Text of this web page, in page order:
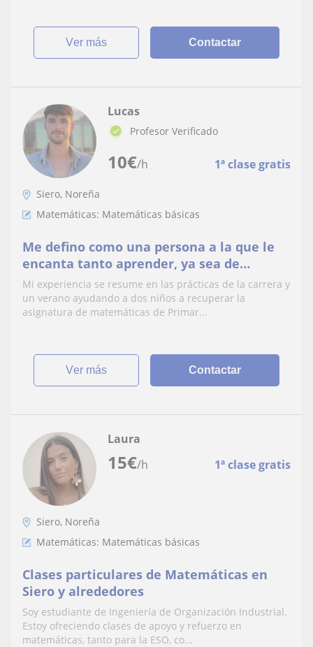
ver más Contactar
10€/h 1ª clase gratis
Lucas
Profesor Verificado
Siero, Noreña
Matemáticas: Matemáticas básicas
Me defino como una persona a la que le
encanta tanto aprender, ya sea de
Historia, Lengua, Filosofía, Economía...
como enseñar lo aprendido, además de
gustarme mucho el deporte (soy graduado
Mi experiencia se resume en las prácticas de la carrera y
un verano ayudando a dos niños a recuperar la
asignatura de matemáticas de Primar...
ver más Contactar
15€/h 1ª clase gratis
Laura
Siero, Noreña
Matemáticas: Matemáticas básicas
Clases particulares de Matemáticas en
Siero y alrededores
Soy estudiante de Ingeniería de Organización Industrial.
Estoy ofreciendo clases de apoyo y refuerzo en
matemáticas, tanto para la ESO, co...